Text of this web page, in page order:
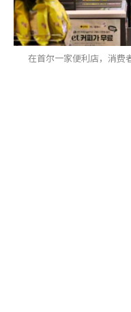
在首尔一家便利店，消费